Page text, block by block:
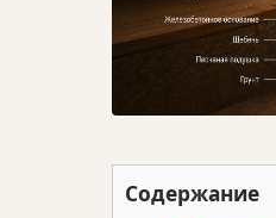
Содержание